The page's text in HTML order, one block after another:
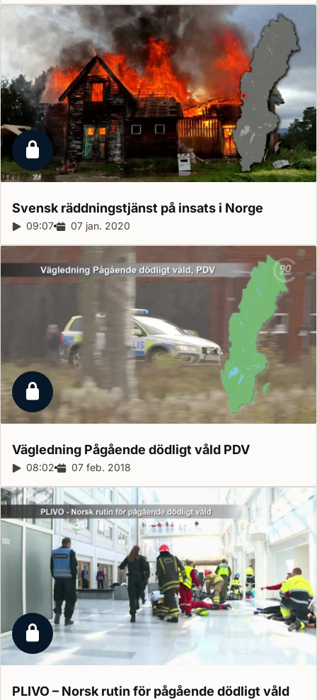
Låst reportage
Svensk räddningstjänst på insats i Norge
Reportagelängd:
09:07 Releasedatum:
07 jan. 2020
Låst reportage
Vägledning Pågående dödligt våld PDV
Reportagelängd:
08:02 Releasedatum:
07 feb. 2018
Låst reportage
PLIVO – Norsk rutin för pågående dödligt våld